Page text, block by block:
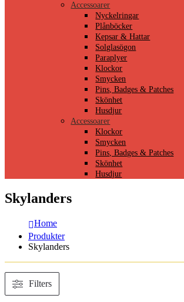
Accessoarer
Nyckelringar
Plånböcker
Kepsar & Hattar
Solglasögon
Paraplyer
Klockor
Smycken
Pins, Badges & Patches
Skönhet
Husdjur
Accessoarer
Klockor
Smycken
Pins, Badges & Patches
Skönhet
Husdjur
Skylanders
Home
Produkter
Skylanders
Filters